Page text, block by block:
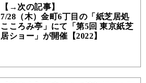
【→次の記事】
7/28（木）金町6丁目の「紙芝居処
こころみ亭」にて「第5回 東京紙芝
居ショー」が開催【2022】